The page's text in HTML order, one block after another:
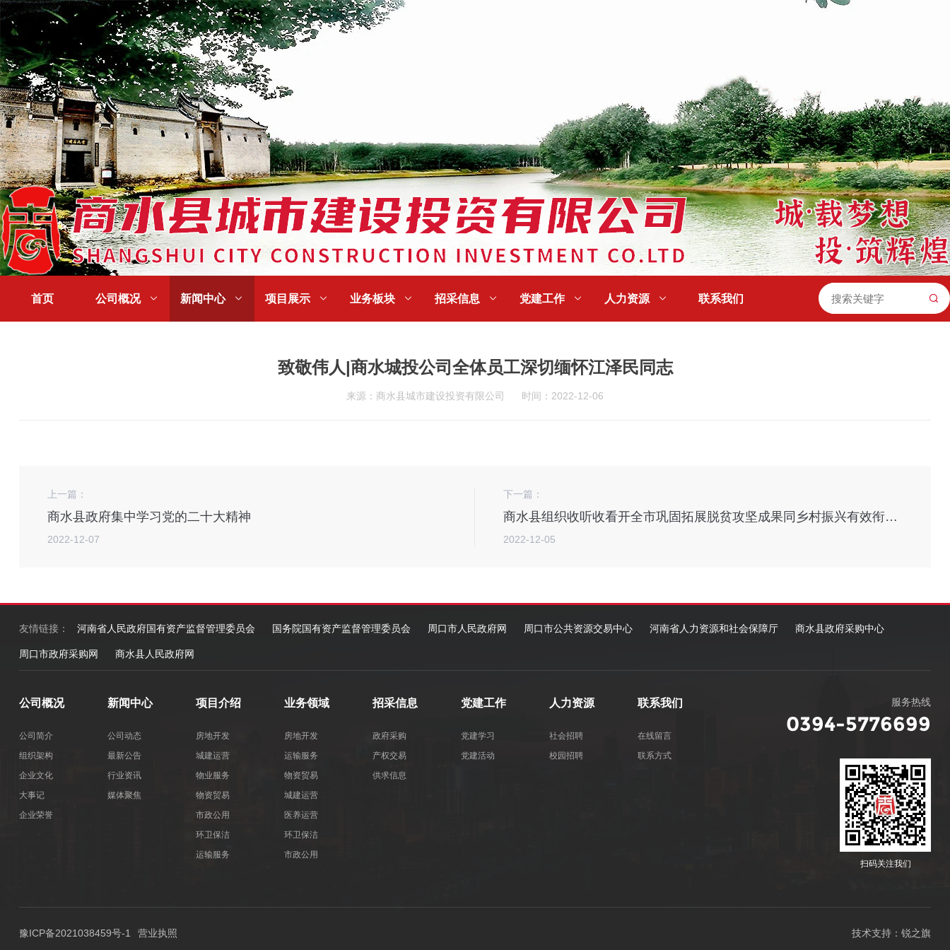
首页 公司概况  新闻中心  项目展示  业务板块  招采信息  党建工作  人力资源  联系我们 
致敬伟人|商水城投公司全体员工深切缅怀江泽民同志
来源：商水县城市建设投资有限公司 时间：2022-12-06
上一篇：
商水县政府集中学习党的二十大精神
2022-12-07
下一篇：
商水县组织收听收看开全市巩固拓展脱贫攻坚成果同乡村振兴有效衔接工作调度会
2022-12-05
友情链接： 河南省人民政府国有资产监督管理委员会 国务院国有资产监督管理委员会 周口市人民政府网 周口市公共资源交易中心 河南省人力资源和社会保障厅 商水县政府采购中心
周口市政府采购网 商水县人民政府网
公司概况
公司简介
组织架构
企业文化
大事记
企业荣誉
新闻中心
公司动态
最新公告
行业资讯
媒体聚焦
项目介绍
房地开发
城建运营
物业服务
物资贸易
市政公用
环卫保洁
运输服务
业务领域
房地开发
运输服务
物资贸易
城建运营
医养运营
环卫保洁
市政公用
招采信息
政府采购
产权交易
供求信息
党建工作
党建学习
党建活动
人力资源
社会招聘
校园招聘
联系我们
在线留言
联系方式
服务热线
0394-5776699
扫码关注我们
豫ICP备2021038459号-1 营业执照 技术支持：锐之旗